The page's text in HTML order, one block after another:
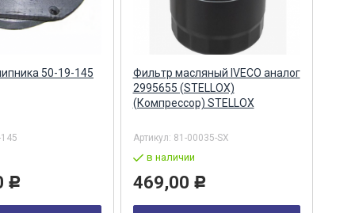
50-19-145
Р
Фильтр масляный IVECO аналог
2995655 (STELLOX)
(Компрессор) STELLOX
Артикул: 81-00035-SX
в наличии
469,00 Р